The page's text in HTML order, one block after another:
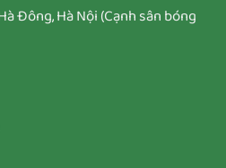
Đông, Hà Nội (Cạnh sân bóng